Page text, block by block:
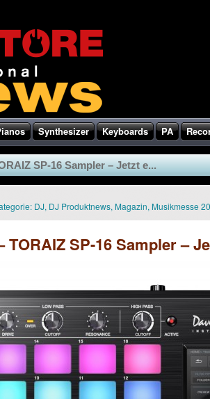
Synthesizer Keyboards PA
SP-16 Sampler – Jetzt e...
DJ, DJ Produktnews, Magazin, Musikmesse
TORAIZ SP-16 Sampler –